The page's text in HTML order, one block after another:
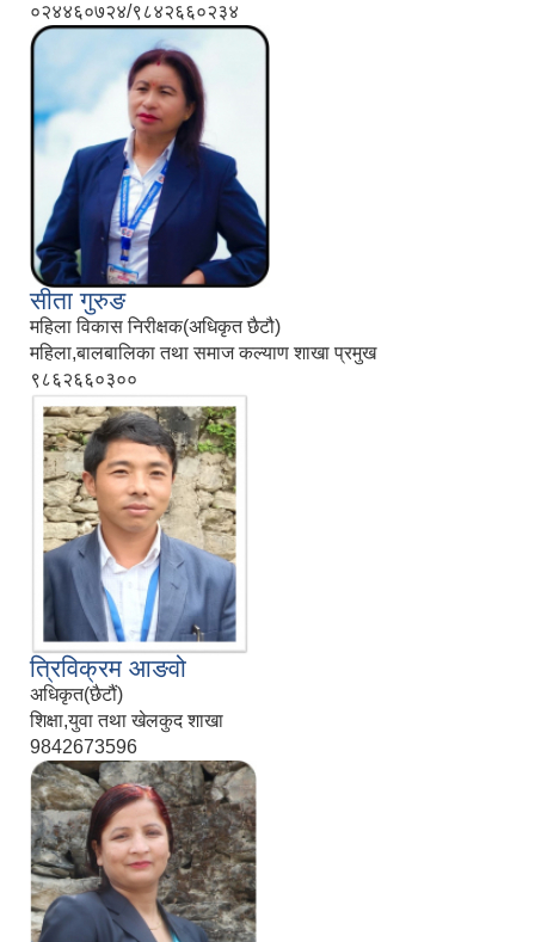
०२४४६०७२४/९८४२६६०२३४
सीता गुरुङ
महिला विकास निरीक्षक(अधिकृत छैटौ)
महिला,बालबालिका तथा समाज कल्याण शाखा प्रमुख
९८६२६६०३००
त्रिविक्रम आङवो
अधिकृत(छैटौं)
शिक्षा,युवा तथा खेलकुद शाखा
9842673596